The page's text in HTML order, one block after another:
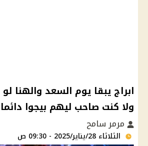
ابراج يبقا يوم السعد والهنا
ولا كنت صاحب ليهم بيجوا
مرمر سامح
الثلاثاء 28/يناير/2025 - 09:30 ص